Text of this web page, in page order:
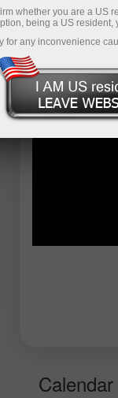
Error
played
whether you are a US
being a US
for any inconvenience